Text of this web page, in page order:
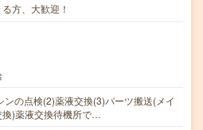
方、大歓迎！
ンの点検(2)薬液交換(3)パーツ搬送(メイ
換)薬液交換待機所で…